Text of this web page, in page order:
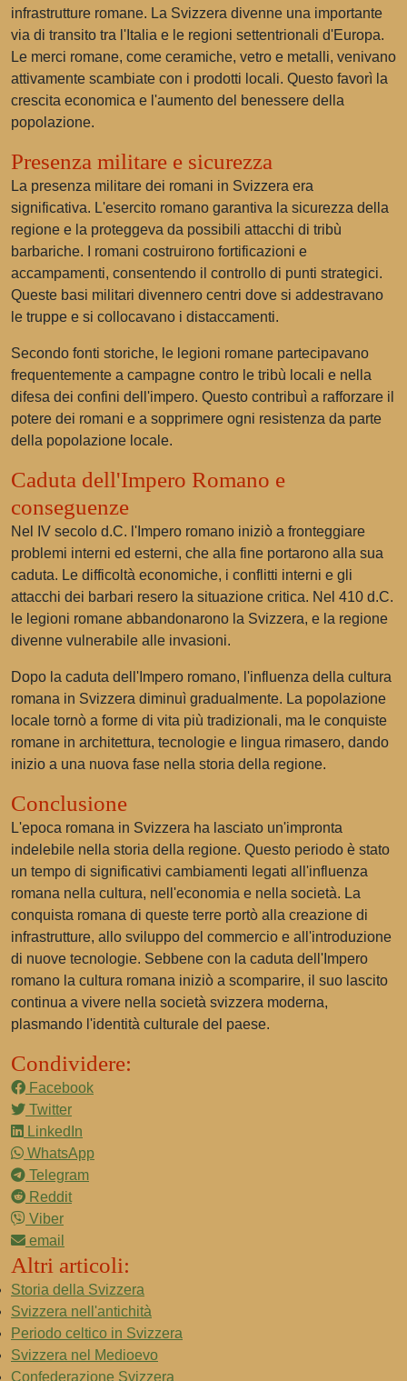
infrastrutture romane. La Svizzera divenne una importante
via di transito tra l'Italia e le regioni settentrionali d'Europa.
Le merci romane, come ceramiche, vetro e metalli, venivano
attivamente scambiate con i prodotti locali. Questo favorì la
crescita economica e l'aumento del benessere della
popolazione.
Presenza militare e sicurezza
La presenza militare dei romani in Svizzera era
significativa. L'esercito romano garantiva la sicurezza della
regione e la proteggeva da possibili attacchi di tribù
barbariche. I romani costruirono fortificazioni e
accampamenti, consentendo il controllo di punti strategici.
Queste basi militari divennero centri dove si addestravano
le truppe e si collocavano i distaccamenti.
Secondo fonti storiche, le legioni romane partecipavano
frequentemente a campagne contro le tribù locali e nella
difesa dei confini dell'impero. Questo contribuì a rafforzare il
potere dei romani e a sopprimere ogni resistenza da parte
della popolazione locale.
Caduta dell'Impero Romano e
conseguenze
Nel IV secolo d.C. l'Impero romano iniziò a fronteggiare
problemi interni ed esterni, che alla fine portarono alla sua
caduta. Le difficoltà economiche, i conflitti interni e gli
attacchi dei barbari resero la situazione critica. Nel 410 d.C.
le legioni romane abbandonarono la Svizzera, e la regione
divenne vulnerabile alle invasioni.
Dopo la caduta dell'Impero romano, l'influenza della cultura
romana in Svizzera diminuì gradualmente. La popolazione
locale tornò a forme di vita più tradizionali, ma le conquiste
romane in architettura, tecnologie e lingua rimasero, dando
inizio a una nuova fase nella storia della regione.
Conclusione
L'epoca romana in Svizzera ha lasciato un'impronta
indelebile nella storia della regione. Questo periodo è stato
un tempo di significativi cambiamenti legati all'influenza
romana nella cultura, nell'economia e nella società. La
conquista romana di queste terre portò alla creazione di
infrastrutture, allo sviluppo del commercio e all'introduzione
di nuove tecnologie. Sebbene con la caduta dell'Impero
romano la cultura romana iniziò a scomparire, il suo lascito
continua a vivere nella società svizzera moderna,
plasmando l'identità culturale del paese.
Condividere:
Facebook
Twitter
LinkedIn
WhatsApp
Telegram
Reddit
Viber
email
Altri articoli:
Storia della Svizzera
Svizzera nell'antichità
Periodo celtico in Svizzera
Svizzera nel Medioevo
Confederazione Svizzera